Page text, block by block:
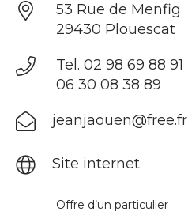
53 Rue de Menfig
29430 Plouescat
Tel. 02 98 69 88 91
06 30 08 38 89
jeanjaouen@free.fr
Site internet
Offre d’un particulier